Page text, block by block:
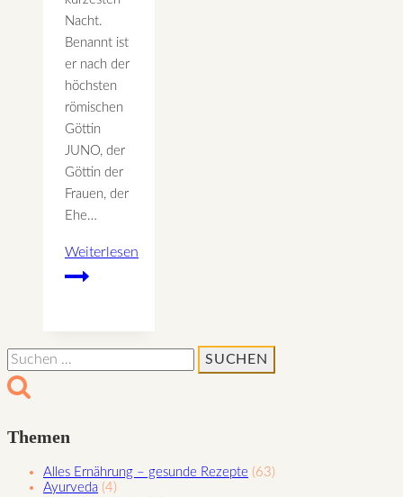
Nacht.
Benannt ist
er nach der
höchsten
römischen
Göttin
JUNO, der
Göttin der
Frauen, der
Ehe…
Weiterlesen
JUNO
Suchen
nach:
Themen
Alles Ernährung – gesunde Rezepte (63)
Ayurveda (4)